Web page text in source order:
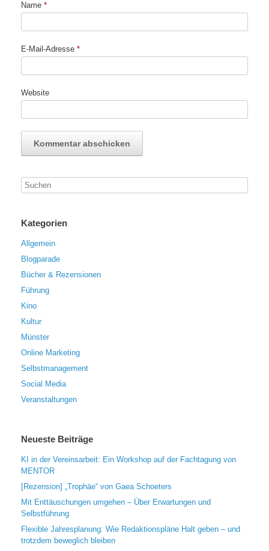
Name *
E-Mail-Adresse *
Website
Kategorien
Allgemein
Blogparade
Bücher & Rezensionen
Führung
Kino
Kultur
Münster
Online Marketing
Selbstmanagement
Social Media
Veranstaltungen
Neueste Beiträge
KI in der Vereinsarbeit: Ein Workshop auf der Fachtagung von
MENTOR
[Rezension] „Trophäe“ von Gaea Schoeters
Mit Enttäuschungen umgehen – Über Erwartungen und
Selbstführung
Flexible Jahresplanung: Wie Redaktionspläne Halt geben – und
trotzdem beweglich bleiben